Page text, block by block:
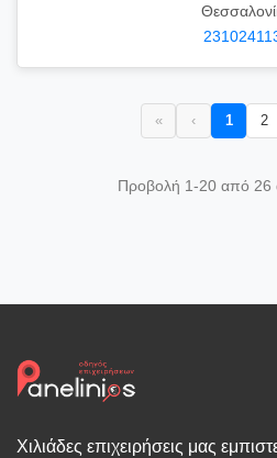
« ‹ 1 2
Προβολή 1-20 από 26
Χιλιάδες επιχειρήσεις μας